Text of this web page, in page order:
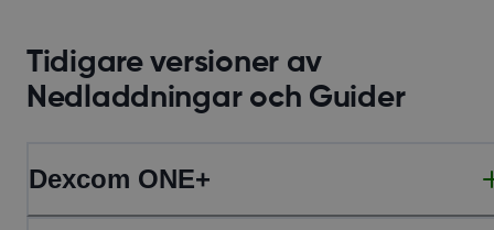
Tidigare versioner av
Nedladdningar och Guider
Dexcom ONE+